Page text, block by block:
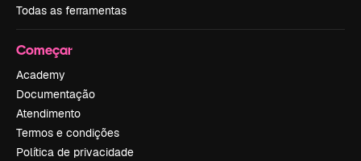
Todas as ferramentas
Começar
Academy
Documentação
Atendimento
Termos e condições
Política de privacidade